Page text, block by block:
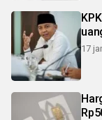
17